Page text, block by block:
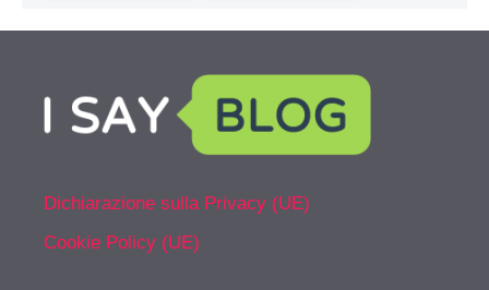
Dichiarazione sulla Privacy (UE)
Cookie Policy (UE)